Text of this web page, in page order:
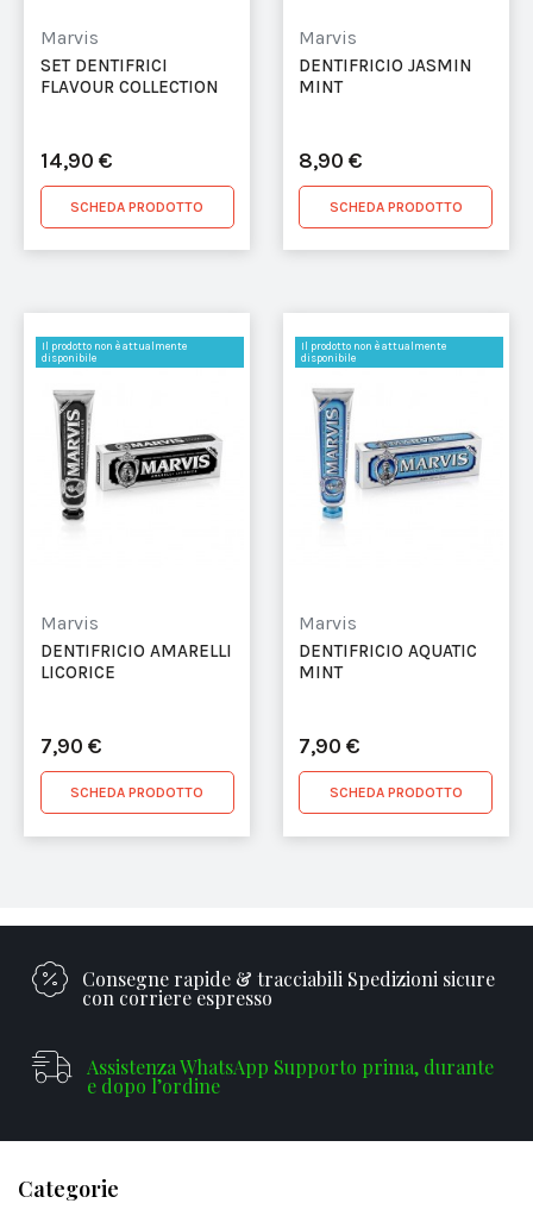
Marvis
SET DENTIFRICI
FLAVOUR COLLECTION
14,90 €
SCHEDA PRODOTTO
Marvis
DENTIFRICIO JASMIN
MINT
8,90 €
SCHEDA PRODOTTO
Il prodotto non è attualmente
disponibile
Marvis
DENTIFRICIO AMARELLI
LICORICE
7,90 €
SCHEDA PRODOTTO
Il prodotto non è attualmente
disponibile
Marvis
DENTIFRICIO AQUATIC
MINT
7,90 €
SCHEDA PRODOTTO
Consegne rapide & tracciabili Spedizioni sicure
con corriere espresso
Assistenza WhatsApp Supporto prima, durante
e dopo l’ordine
Categorie